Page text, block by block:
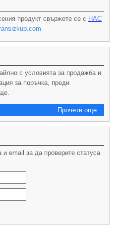
продукт свържете се с НАС
с условията за продажба и
за поръчка, преди
Прочети още
email за да проверите статуса